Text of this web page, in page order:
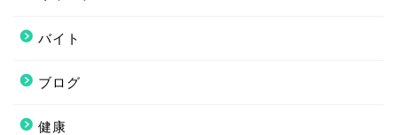
バイト
ブログ
健康